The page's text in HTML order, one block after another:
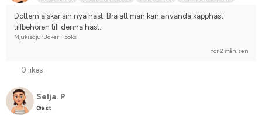
Dottern älskar sin nya häst. Bra att man kan använda käpphäst
tillbehören till denna häst.
Mjukisdjur Joker Hööks
för 2 mån. sen
0 likes
Selja. P
Gäst